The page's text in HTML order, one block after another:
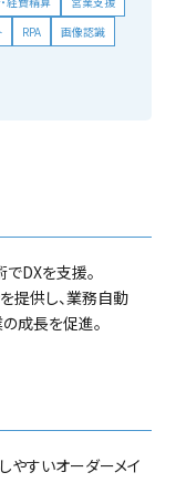
RPA
画像認識
DXを支援。
提供し、業務自動
成長を促進。
やすいオーダーメイ